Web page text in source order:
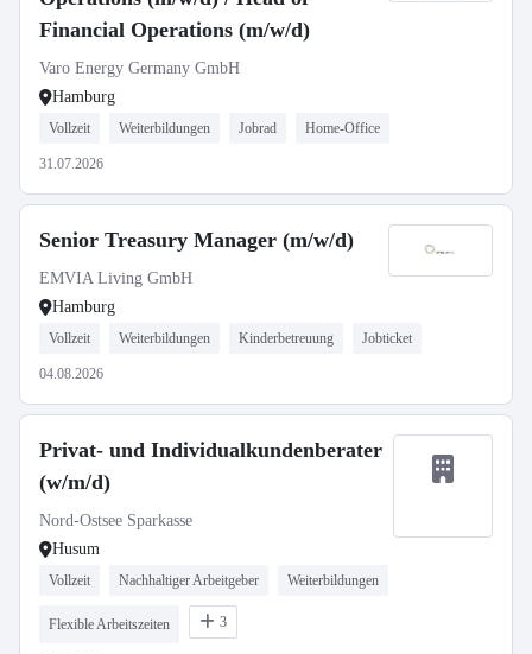
Financial Operations (m/w/d)
Varo Energy Germany GmbH
Hamburg
Vollzeit Weiterbildungen Jobrad Home-Office
31.07.2026
Senior Treasury Manager (m/w/d)
EMVIA Living GmbH
Hamburg
Vollzeit Weiterbildungen Kinderbetreuung Jobticket
04.08.2026
Privat- und Individualkundenberater
(w/m/d)
Nord-Ostsee Sparkasse
Husum
Vollzeit Nachhaltiger Arbeitgeber Weiterbildungen
Flexible Arbeitszeiten 3